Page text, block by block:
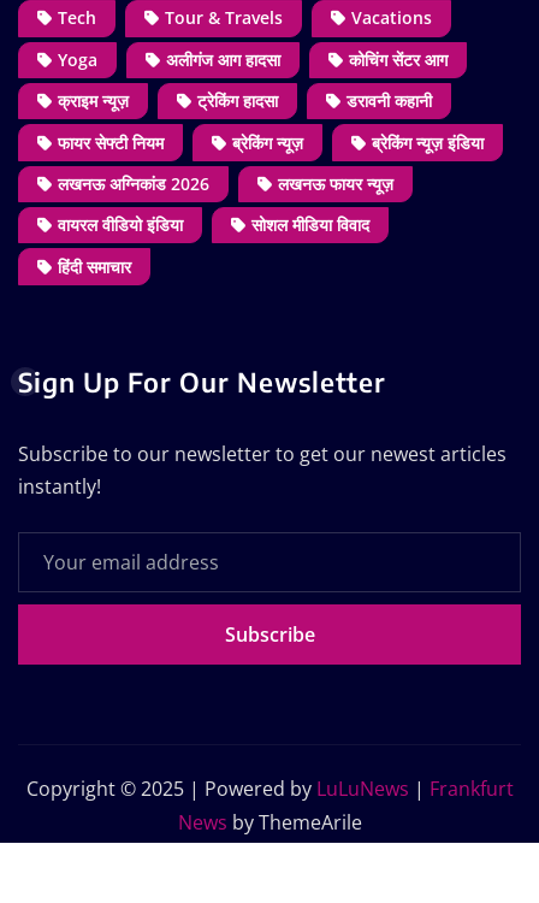
Tech
Tour & Travels
Vacations
Yoga
अलीगंज आग हादसा
कोचिंग सेंटर आग
क्राइम न्यूज़
ट्रेकिंग हादसा
डरावनी कहानी
फायर सेफ्टी नियम
ब्रेकिंग न्यूज़
ब्रेकिंग न्यूज़ इंडिया
लखनऊ अग्निकांड 2026
लखनऊ फायर न्यूज़
वायरल वीडियो इंडिया
सोशल मीडिया विवाद
हिंदी समाचार
Sign Up For Our Newsletter
Subscribe to our newsletter to get our newest articles
instantly!
Subscribe
Copyright © 2025 | Powered by LuLuNews | Frankfurt
News by ThemeArile